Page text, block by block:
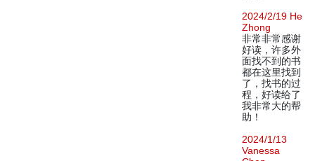
2024/2/19 He
Zhong
非常非常感谢
好读，许多外
面找不到的书
都在这里找到
了，找书的过
程，好读给了
我非常大的帮
助！
2024/1/13
Vanessa